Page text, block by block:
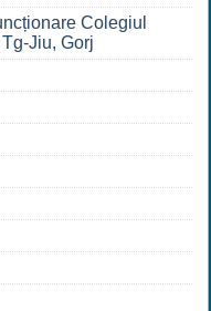
Colegiul
Jiu, Gorj